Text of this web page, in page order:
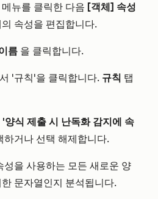
메뉴를 클릭한 다음 [객체] 속성
속성을 편집합니다.
름 을 클릭합니다.
'규칙'을 클릭합니다. 규칙 탭
'양식 제출 시 난독화 감지에 속
하거나 선택 해제합니다.
성을 사용하는 모든 새로운 양
문자열인지 분석됩니다.